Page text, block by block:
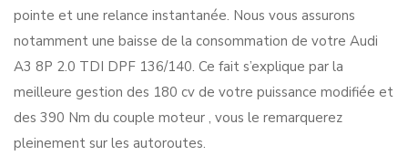
pointe et une relance instantanée. Nous vous assurons
notamment une baisse de la consommation de votre Audi
A3 8P 2.0 TDI DPF 136/140. Ce fait s’explique par la
meilleure gestion des 180 cv de votre puissance modifiée et
des 390 Nm du couple moteur , vous le remarquerez
pleinement sur les autoroutes.